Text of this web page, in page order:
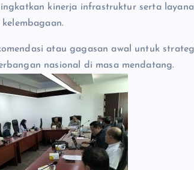
kinerja infrastruktur serta
atau gagasan awal untuk
nasional di masa mendatang.